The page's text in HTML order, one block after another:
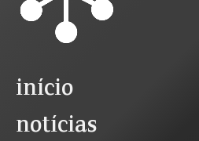
início
notícias